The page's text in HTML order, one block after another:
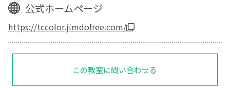
公式ホームページ
https://tccolor.jimdofree.com/
この教室に問い合わせる